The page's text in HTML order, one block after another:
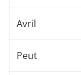
Avril
Peut